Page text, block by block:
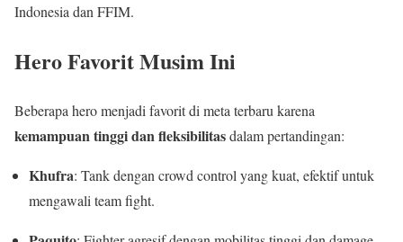
Indonesia dan FFIM.
Hero Favorit Musim Ini
Beberapa hero menjadi favorit di meta terbaru karena
kemampuan tinggi dan fleksibilitasdalam pertandingan:
Khufra: Tank dengan crowd control yang kuat, efektif untuk
mengawali team fight.